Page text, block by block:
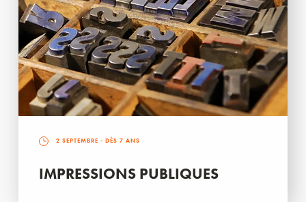
2 SEPTEMBRE - DÈS 7 ANS
IMPRESSIONS PUBLIQUES